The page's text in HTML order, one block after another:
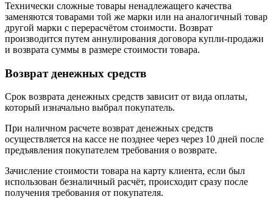
Технически сложные товары ненадлежащего качества
заменяются товарами той же марки или на аналогичный товар
другой марки с перерасчётом стоимости. Возврат
производится путем аннулирования договора купли-продажи
и возврата суммы в размере стоимости товара.
Возврат денежных средств
Срок возврата денежных средств зависит от вида оплаты,
который изначально выбрал покупатель.
При наличном расчете возврат денежных средств
осуществляется на кассе не позднее через через 10 дней после
предъявления покупателем требования о возврате.
Зачисление стоимости товара на карту клиента, если был
использован безналичный расчёт, происходит сразу после
получения требования от покупателя.